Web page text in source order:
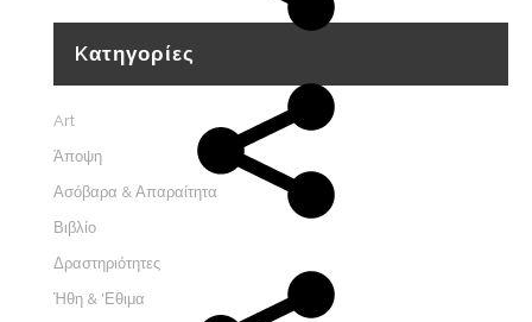
Kατηγορίες
Art
Άποψη
Ασόβαρα & Απαραίτητα
Βιβλίο
Δραστηριότητες
Ήθη & 'Εθιμα